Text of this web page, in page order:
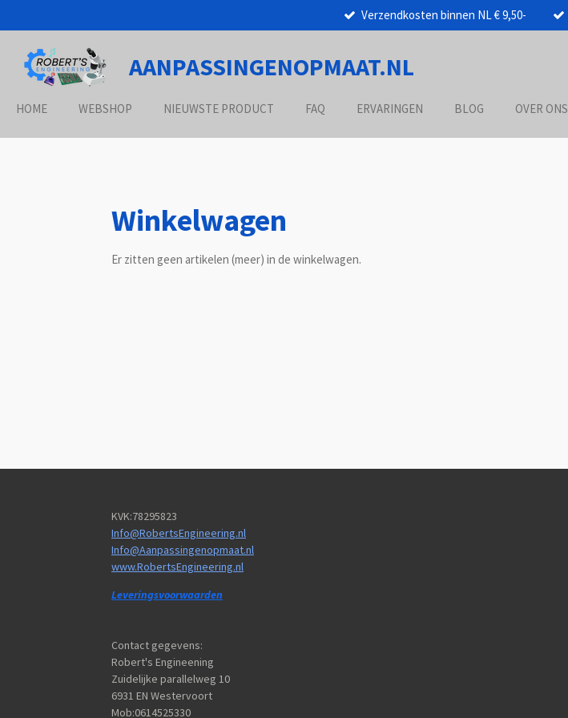
direct
naar
hoofdinhoud
Verzendkosten binnen NL € 9,50-
AANPASSINGENOPMAAT.NL
HOME WEBSHOP NIEUWSTE PRODUCT FAQ ERVARINGEN BLOG OVER ONS
Winkelwagen
Er zitten geen artikelen (meer) in de winkelwagen.
KVK:78295823
Info@RobertsEngineering.nl
Info@Aanpassingenopmaat.nl
www.RobertsEngineering.nl
Leveringsvoorwaarden
Contact gegevens:
Robert's Engineening
Zuidelijke parallelweg 10
6931 EN Westervoort
Mob:0614525330